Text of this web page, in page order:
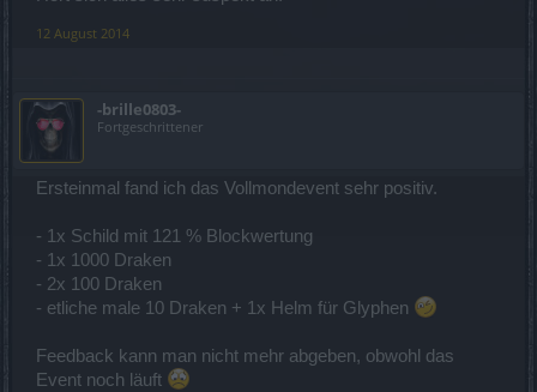
12 August 2014
-brille0803-
Fortgeschrittener
Ersteinmal fand ich das Vollmondevent sehr positiv.
- 1x Schild mit 121 % Blockwertung
- 1x 1000 Draken
- 2x 100 Draken
- etliche male 10 Draken + 1x Helm für Glyphen
Feedback kann man nicht mehr abgeben, obwohl das
Event noch läuft